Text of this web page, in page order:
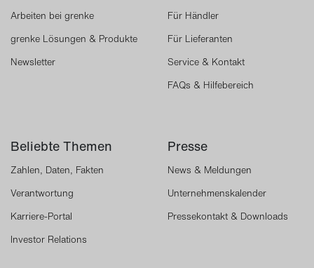
Arbeiten bei grenke
grenke Lösungen & Produkte
Newsletter
Für Händler
Für Lieferanten
Service & Kontakt
FAQs & Hilfebereich
Beliebte Themen
Zahlen, Daten, Fakten
Verantwortung
Karriere-Portal
Investor Relations
Presse
News & Meldungen
Unternehmenskalender
Pressekontakt & Downloads